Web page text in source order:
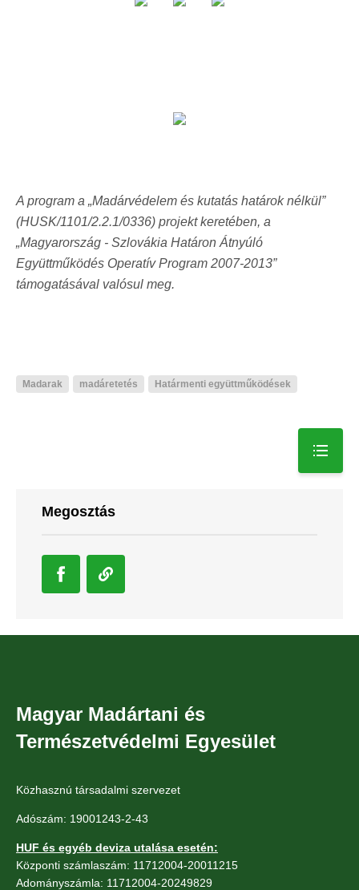
A program a „Madárvédelem és kutatás határok nélkül”
(HUSK/1101/2.2.1/0336) projekt keretében, a
„Magyarország - Szlovákia Határon Átnyúló
Együttműködés Operatív Program 2007-2013”
támogatásával valósul meg.
Madarak madáretetés Határmenti együttműködések
Megosztás
Magyar Madártani és
Természetvédelmi Egyesület
Közhasznú társadalmi szervezet
Adószám: 19001243-2-43
HUF és egyéb deviza utalása esetén:
Központi számlaszám: 11712004-20011215
Adományszámla: 11712004-20249829